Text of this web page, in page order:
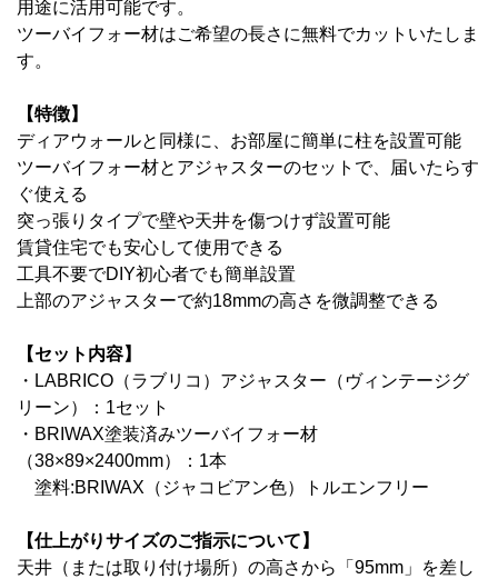
用途に活用可能です。
ツーバイフォー材はご希望の長さに無料でカットいたしま
す。
【特徴】
ディアウォールと同様に、お部屋に簡単に柱を設置可能
ツーバイフォー材とアジャスターのセットで、届いたらす
ぐ使える
突っ張りタイプで壁や天井を傷つけず設置可能
賃貸住宅でも安心して使用できる
工具不要でDIY初心者でも簡単設置
上部のアジャスターで約18mmの高さを微調整できる
【セット内容】
・LABRICO（ラブリコ）アジャスター（ヴィンテージグ
リーン）：1セット
・BRIWAX塗装済みツーバイフォー材
（38×89×2400mm）：1本
塗料:BRIWAX（ジャコビアン色）トルエンフリー
【仕上がりサイズのご指示について】
天井（または取り付け場所）の高さから「95mm」を差し